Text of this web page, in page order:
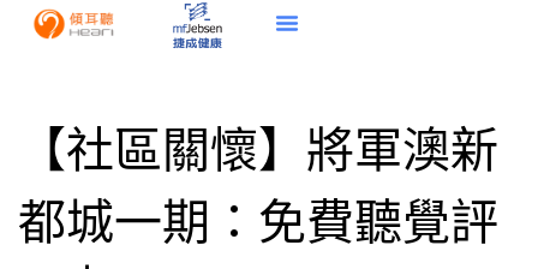
【社區關懷】將軍澳新
都城一期：免費聽覺評